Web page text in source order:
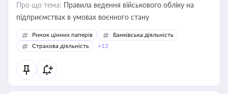
Про що тема: Правила ведення військового обліку на
підприємствах в умовах воєнного стану
Ринок цінних паперів
Банківська діяльність
Страхова діяльність
+12